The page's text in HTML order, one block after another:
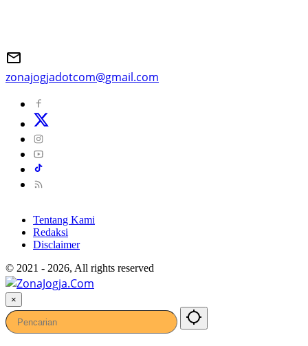
zonajogjadotcom@gmail.com
Tentang Kami
Redaksi
Disclaimer
© 2021 - 2026, All rights reserved
×